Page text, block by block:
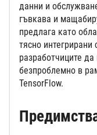
данни и
гъвкава и
предлага като
тясно интегрирани
разработчиците да
безпроблемно в
TensorFlow.